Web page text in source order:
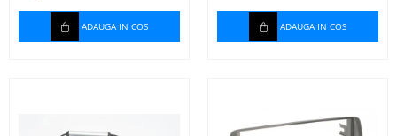
ADAUGA IN COS ADAUGA IN COS